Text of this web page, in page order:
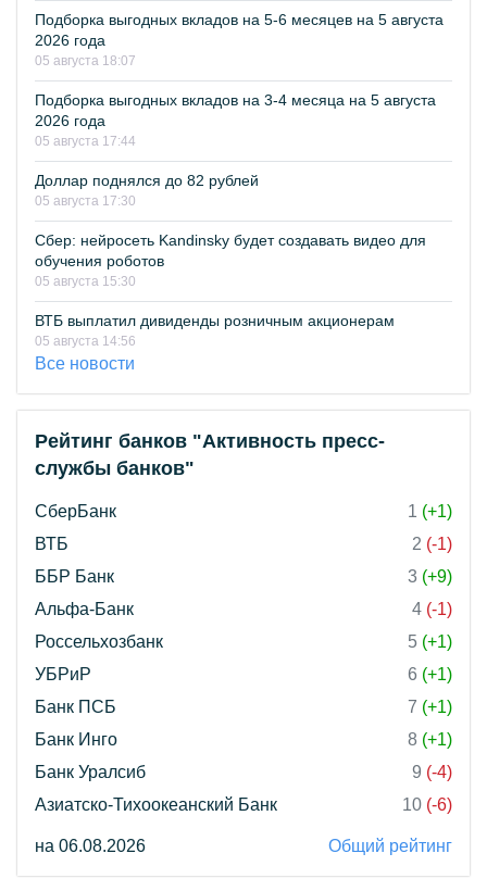
Подборка выгодных вкладов на 5-6 месяцев на 5 августа
2026 года
05 августа 18:07
Подборка выгодных вкладов на 3-4 месяца на 5 августа
2026 года
05 августа 17:44
Доллар поднялся до 82 рублей
05 августа 17:30
Сбер: нейросеть Kandinsky будет создавать видео для
обучения роботов
05 августа 15:30
ВТБ выплатил дивиденды розничным акционерам
05 августа 14:56
Все новости
Рейтинг банков "Активность пресс-
службы банков"
СберБанк 1 (+1)
ВТБ
2 (-1)
ББР Банк
3 (+9)
Альфа-Банк
4 (-1)
Россельхозбанк
5 (+1)
УБРиР
6 (+1)
Банк ПСБ
7 (+1)
Банк Инго
8 (+1)
Банк Уралсиб
9 (-4)
Азиатско-Тихоокеанский Банк
10 (-6)
на 06.08.2026 Общий рейтинг